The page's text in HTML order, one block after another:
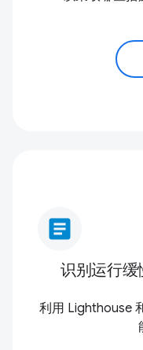
article
识别运行缓
利用 Lighthouse